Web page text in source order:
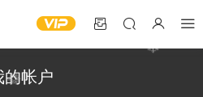
的帐户